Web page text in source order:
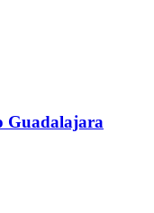
Guadalajara